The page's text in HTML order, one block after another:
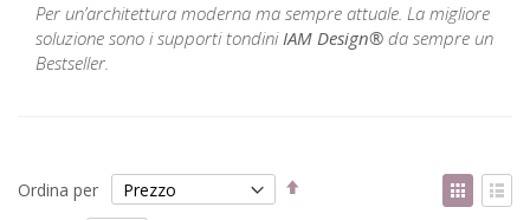
Per un’architettura moderna ma sempre attuale. La migliore
soluzione sono i supporti tondiniIAM Design® da sempre un
Bestseller.
Ordina per
Imposta
come